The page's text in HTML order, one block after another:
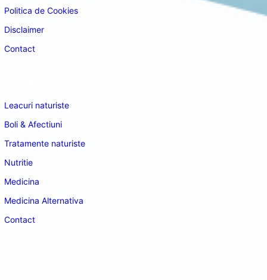
Politica de Cookies
Disclaimer
Contact
Leacuri naturiste
Boli & Afectiuni
Tratamente naturiste
Nutritie
Medicina
Medicina Alternativa
Contact